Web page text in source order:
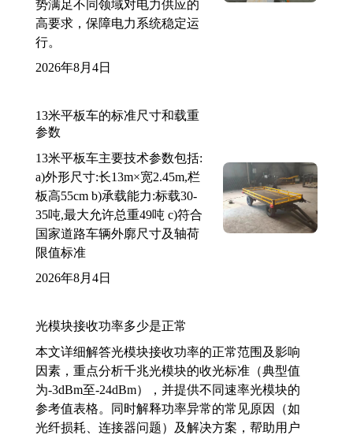
势满足不同领域对电力供应的
高要求，保障电力系统稳定运
行。
2026年8月4日
13米平板车的标准尺寸和载重
参数
13米平板车主要技术参数包括:
a)外形尺寸:长13m×宽2.45m,栏
板高55cm b)承载能力:标载30-
35吨,最大允许总重49吨 c)符合
国家道路车辆外廓尺寸及轴荷
限值标准
2026年8月4日
光模块接收功率多少是正常
本文详细解答光模块接收功率的正常范围及影响
因素，重点分析千兆光模块的收光标准（典型值
为-3dBm至-24dBm），并提供不同速率光模块的
参考值表格。同时解释功率异常的常见原因（如
光纤损耗、连接器问题）及解决方案，帮助用户